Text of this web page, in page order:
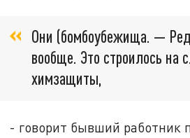
Они (бомбоубежища. —
вообще. Это строилось на
химзащиты,
- говорит бывший работник